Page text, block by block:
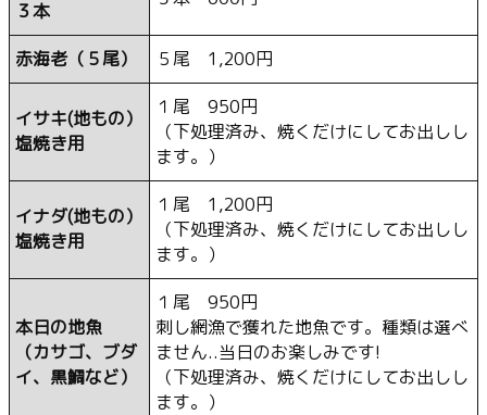
３本
赤海老（５尾） ５尾 1,200円
イサキ(地もの）
塩焼き用
１尾 950円
（下処理済み、焼くだけにしてお出しし
ます。）
イナダ(地もの）
塩焼き用
１尾 1,200円
（下処理済み、焼くだけにしてお出しし
ます。）
本日の地魚
（カサゴ、ブダ
イ、黒鯛など）
１尾 950円
刺し網漁で獲れた地魚です。種類は選べ
ません..当日のお楽しみです!
（下処理済み、焼くだけにしてお出しし
ます。）